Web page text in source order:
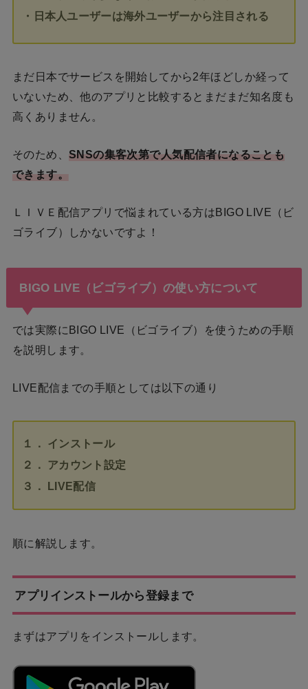
・日本人ユーザーは海外ユーザーから注目される
まだ日本でサービスを開始してから2年ほどしか経って
いないため、他のアプリと比較するとまだまだ知名度も
高くありません。
そのため、 SNSの集客次第で人気配信者になることも
できます。
ＬＩＶＥ配信アプリで悩まれている方はBIGO LIVE（ビ
ゴライブ）しかないですよ！
BIGO LIVE（ビゴライブ）の使い方について
では実際にBIGO LIVE（ビゴライブ）を使うための手順
を説明します。
LIVE配信までの手順としては以下の通り
１． インストール
２． アカウント設定
３． LIVE配信
順に解説します。
アプリインストールから登録まで
まずはアプリをインストールします。